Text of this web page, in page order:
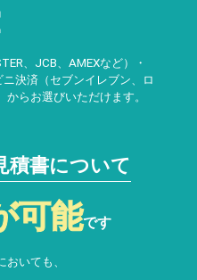
、JCB、AMEXなど）・
決済（セブンイレブン、ロ
らお選びいただけます。
積書について
可能です
いても、